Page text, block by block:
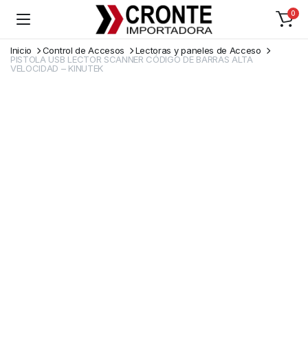
0
Inicio Control de Accesos
Lectoras y paneles de Acceso
PISTOLA USB LECTOR SCANNER CÓDIGO DE BARRAS ALTA
VELOCIDAD – KINUTEK